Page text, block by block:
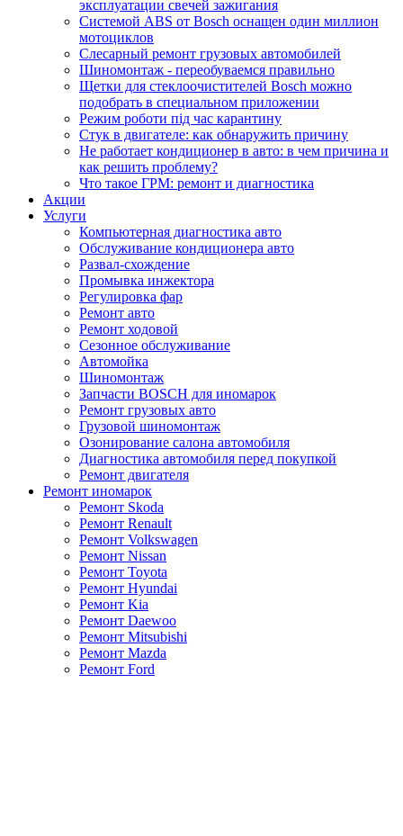
эксплуатации свечей зажигания
Системой ABS от Bosch оснащен один миллион
мотоциклов
Слесарный ремонт грузовых автомобилей
Шиномонтаж - переобуваемся правильно
Щетки для стеклоочистителей Bosch можно
подобрать в специальном приложении
Режим роботи під час карантину
Стук в двигателе: как обнаружить причину
Не работает кондиционер в авто: в чем причина и
как решить проблему?
Что такое ГРМ: ремонт и диагностика
Акции
Услуги
Компьютерная диагностика авто
Обслуживание кондиционера авто
Развал-схождение
Промывка инжектора
Регулировка фар
Ремонт авто
Ремонт ходовой
Сезонное обслуживание
Автомойка
Шиномонтаж
Запчасти BOSCH для иномарок
Ремонт грузовых авто
Грузовой шиномонтаж
Озонирование салона автомобиля
Диагностика автомобиля перед покупкой
Ремонт двигателя
Ремонт иномарок
Ремонт Skoda
Ремонт Renault
Ремонт Volkswagen
Ремонт Nissan
Ремонт Toyota
Ремонт Hyundai
Ремонт Kia
Ремонт Daewoo
Ремонт Mitsubishi
Ремонт Mazda
Ремонт Ford